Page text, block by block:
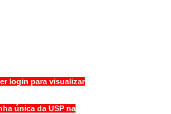
login para visualizar
única da USP na